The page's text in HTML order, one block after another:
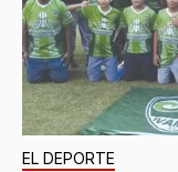
EL DEPORTE